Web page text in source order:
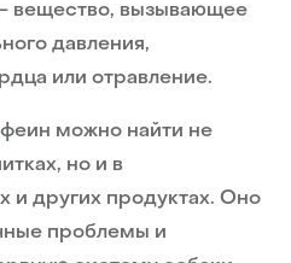
вещество, вызывающее
давления,
или отравление.
можно найти не
но и в
и других продуктах. Оно
проблемы и